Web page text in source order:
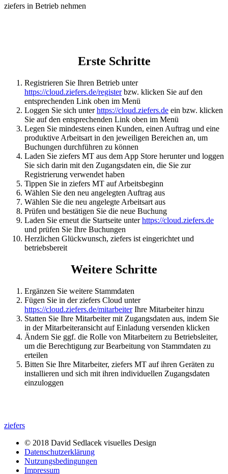
ziefers in Betrieb nehmen
Erste Schritte
Registrieren Sie Ihren Betrieb unter
https://cloud.ziefers.de/registerbzw. klicken Sie auf den
entsprechenden Link oben im Menü
Loggen Sie sich unterhttps://cloud.ziefers.de ein bzw. klicken
Sie auf den entsprechenden Link oben im Menü
Legen Sie mindestens einen Kunden, einen Auftrag und eine
produktive Arbeitsart in den jeweiligen Bereichen an, um
Buchungen durchführen zu können
Laden Sie ziefers MT aus dem App Store herunter und loggen
Sie sich darin mit den Zugangsdaten ein, die Sie zur
Registrierung verwendet haben
Tippen Sie in ziefers MT auf Arbeitsbeginn
Wählen Sie den neu angelegten Auftrag aus
Wählen Sie die neu angelegte Arbeitsart aus
Prüfen und bestätigen Sie die neue Buchung
Laden Sie erneut die Startseite unterhttps://cloud.ziefers.de
und prüfen Sie Ihre Buchungen
Herzlichen Glückwunsch, ziefers ist eingerichtet und
betriebsbereit
Weitere Schritte
Ergänzen Sie weitere Stammdaten
Fügen Sie in der ziefers Cloud unter
https://cloud.ziefers.de/mitarbeiterIhre Mitarbeiter hinzu
Statten Sie Ihre Mitarbeiter mit Zugangsdaten aus, indem Sie
in der Mitarbeiteransicht auf Einladung versenden klicken
Ändern Sie ggf. die Rolle von Mitarbeitern zu Betriebsleiter,
um die Berechtigung zur Bearbeitung von Stammdaten zu
erteilen
Bitten Sie Ihre Mitarbeiter, ziefers MT auf ihren Geräten zu
installieren und sich mit ihren individuellen Zugangsdaten
einzuloggen
ziefers
© 2018 David Sedlacek visuelles Design
Datenschutzerklärung
Nutzungsbedingungen
Impressum